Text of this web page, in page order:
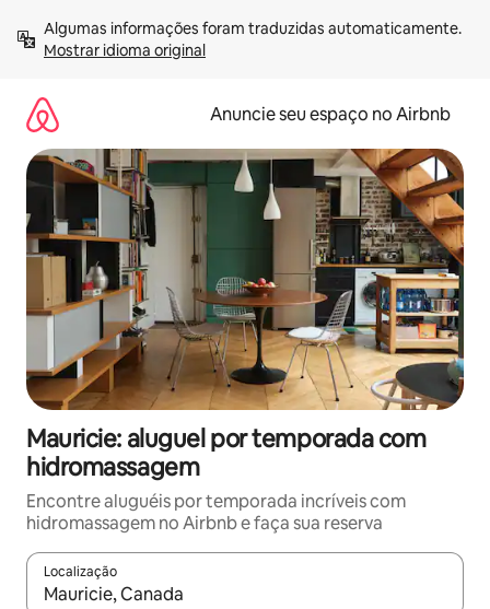
para
Mostrar idioma original
Anuncie seu espaço no Airbnb
Mauricie: aluguel por temporada com
hidromassagem
Encontre aluguéis por temporada incríveis com
hidromassagem no Airbnb e faça sua reserva
Localização
Quando os resultados estiverem disponíveis, explore-os